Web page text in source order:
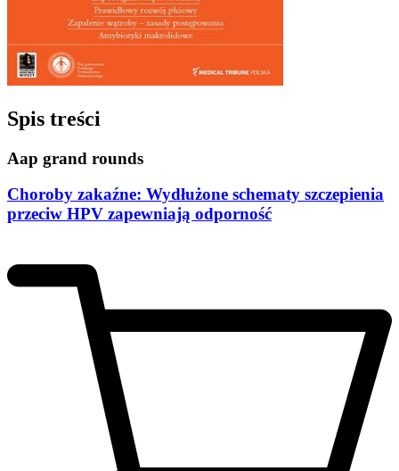
Spis treści
Aap grand rounds
Choroby zakaźne: Wydłużone schematy szczepienia
przeciw HPV zapewniają odporność